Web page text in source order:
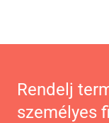
Rendelj
személyes